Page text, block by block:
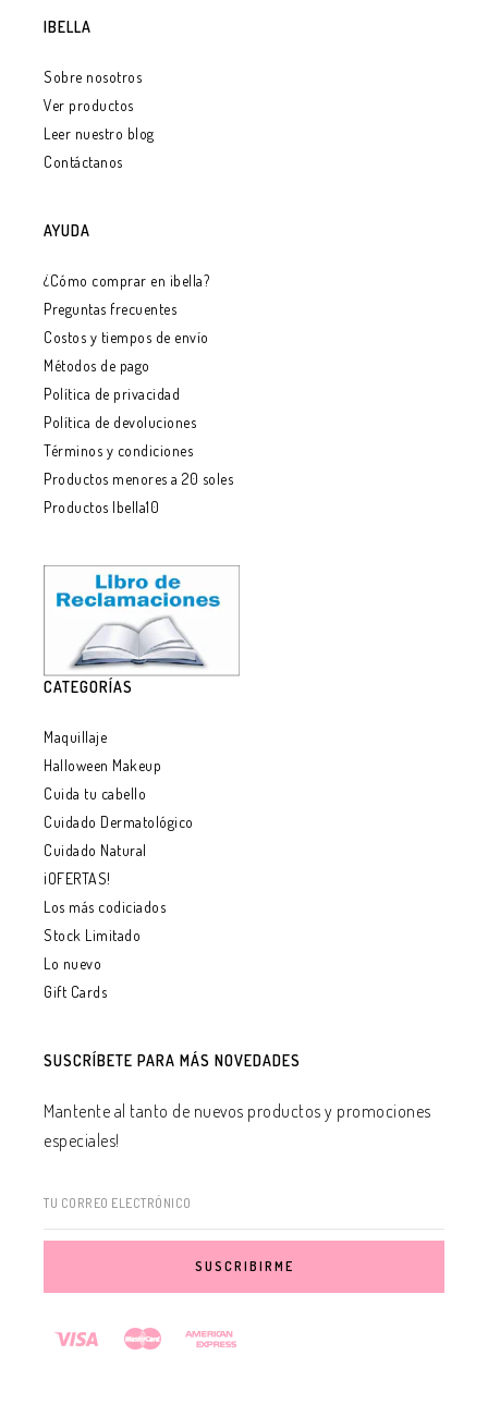
IBELLA
Sobre nosotros
Ver productos
Leer nuestro blog
Contáctanos
AYUDA
¿Cómo comprar en ibella?
Preguntas frecuentes
Costos y tiempos de envío
Métodos de pago
Política de privacidad
Política de devoluciones
Términos y condiciones
Productos menores a 20 soles
Productos Ibella10
CATEGORÍAS
Maquillaje
Halloween Makeup
Cuida tu cabello
Cuidado Dermatológico
Cuidado Natural
¡OFERTAS!
Los más codiciados
Stock Limitado
Lo nuevo
Gift Cards
SUSCRÍBETE PARA MÁS NOVEDADES
Mantente al tanto de nuevos productos y promociones
especiales!
TU CORREO ELECTRÓNICO